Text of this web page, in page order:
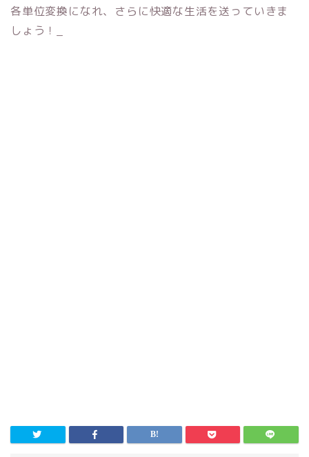
各単位変換になれ、さらに快適な生活を送っていきま
しょう！_